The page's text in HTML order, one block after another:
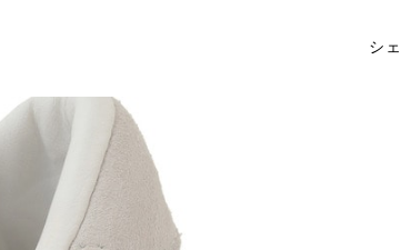
シ